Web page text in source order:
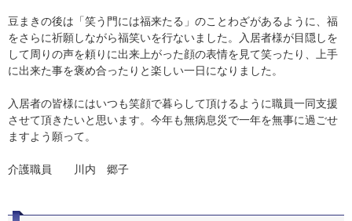
豆まきの後は「笑う門には福来たる」のことわざがあるように、福
をさらに祈願しながら福笑いを行ないました。入居者様が目隠しを
して周りの声を頼りに出来上がった顔の表情を見て笑ったり、上手
に出来た事を褒め合ったりと楽しい一日になりました。
入居者の皆様にはいつも笑顔で暮らして頂けるように職員一同支援
させて頂きたいと思います。今年も無病息災で一年を無事に過ごせ
ますよう願って。
介護職員 川内 郷子